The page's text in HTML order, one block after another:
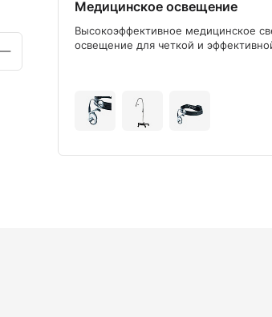
Медицинское освещение
Высокоэффективное медицинское
освещение для четкой и